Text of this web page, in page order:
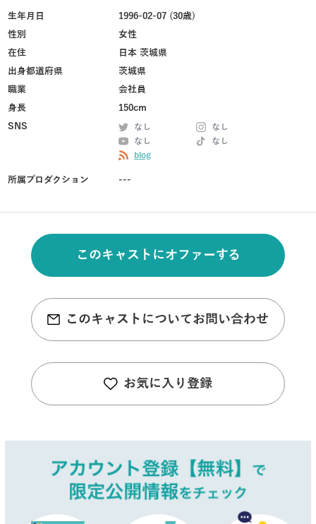
生年月日
1996-02-07 (30歳)
性別
女性
在住
日本 茨城県
出身都道府県
茨城県
職業
会社員
身長
150cm
SNS
なし
なし
なし
なし
blog
所属プロダクション ---
このキャストにオファーする
このキャストについてお問い合わせ
お気に入り登録